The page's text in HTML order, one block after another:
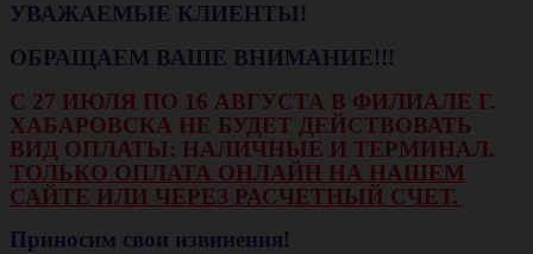
УВАЖАЕМЫЕ КЛИЕНТЫ!
ОБРАЩАЕМ ВАШЕ ВНИМАНИЕ!!!
С 27 ИЮЛЯ ПО 16 АВГУСТА В ФИЛИАЛЕ Г.
ХАБАРОВСКА НЕ БУДЕТ ДЕЙСТВОВАТЬ
ВИД ОПЛАТЫ: НАЛИЧНЫЕ И ТЕРМИНАЛ.
ТОЛЬКО ОПЛАТА ОНЛАЙН НА НАШЕМ
САЙТЕ ИЛИ ЧЕРЕЗ РАСЧЕТНЫЙ СЧЕТ.
Приносим свои извинения!